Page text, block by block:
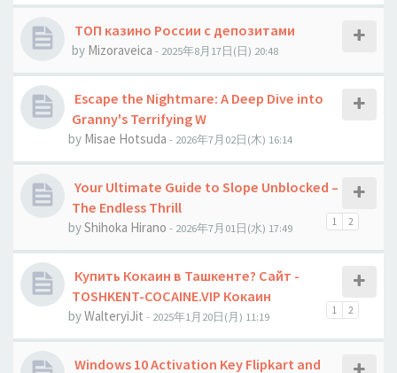
ТОП казино России с депозитами
by Mizoraveica - 2025年8月17日(日) 20:48
Escape the Nightmare: A Deep Dive into
Granny's Terrifying W
by Misae Hotsuda - 2026年7月02日(木) 16:14
Your Ultimate Guide to Slope Unblocked –
The Endless Thrill
1 2
byShihoka Hirano - 2026年7月01日(水) 17:49
Купить Кокаин в Ташкенте? Сайт -
TOSHKENT-COCAINE.VIP Кокаин
1 2
byWalteryiJit - 2025年1月20日(月) 11:19
Windows 10 Activation Key Flipkart and